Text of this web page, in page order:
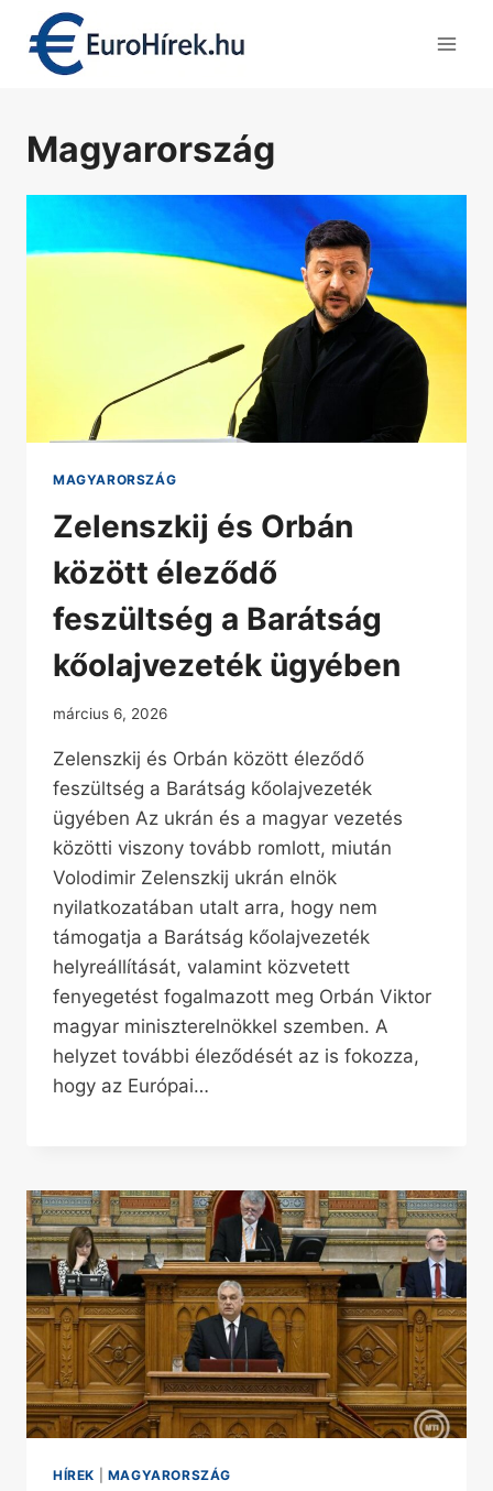
content
Magyarország
MAGYARORSZÁG
Zelenszkij és Orbán
között éleződő
feszültség a Barátság
kőolajvezeték ügyében
március 6, 2026
Zelenszkij és Orbán között éleződő
feszültség a Barátság kőolajvezeték
ügyében Az ukrán és a magyar vezetés
közötti viszony tovább romlott, miután
Volodimir Zelenszkij ukrán elnök
nyilatkozatában utalt arra, hogy nem
támogatja a Barátság kőolajvezeték
helyreállítását, valamint közvetett
fenyegetést fogalmazott meg Orbán Viktor
magyar miniszterelnökkel szemben. A
helyzet további éleződését az is fokozza,
hogy az Európai…
HÍREK MAGYARORSZÁG